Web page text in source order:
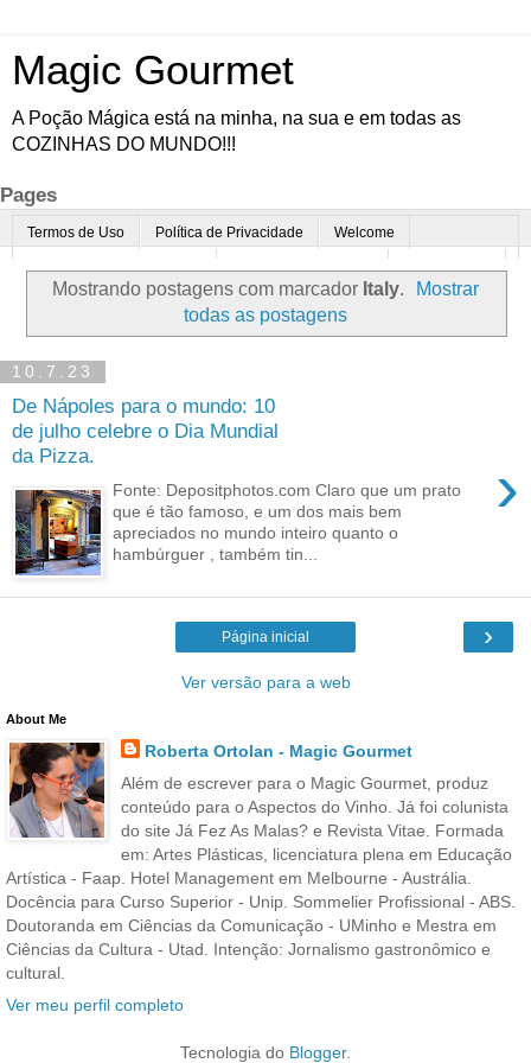
Magic Gourmet
A Poção Mágica está na minha, na sua e em todas as
COZINHAS DO MUNDO!!!
Pages
Termos de Uso Política de Privacidade Welcome
Enoturismo Minha Cozinha Dicas da vovó Mais
Parcerias Contato
Mostrando postagens com marcador Italy.
Mostrar
todas as postagens
10.7.23
De Nápoles para o mundo: 10
de julho celebre o Dia Mundial
da Pizza.
›
Fonte: Depositphotos.com Claro que um prato
que é tão famoso, e um dos mais bem
apreciados no mundo inteiro quanto o
hambúrguer , também tin...
›
Página inicial
Ver versão para a web
About Me
Roberta Ortolan - Magic Gourmet
Além de escrever para o Magic Gourmet, produz
conteúdo para o Aspectos do Vinho. Já foi colunista
do site Já Fez As Malas? e Revista Vitae. Formada
em: Artes Plásticas, licenciatura plena em Educação
Artística - Faap. Hotel Management em Melbourne - Austrália.
Docência para Curso Superior - Unip. Sommelier Profissional - ABS.
Doutoranda em Ciências da Comunicação - UMinho e Mestra em
Ciências da Cultura - Utad. Intenção: Jornalismo gastronômico e
cultural.
Ver meu perfil completo
Tecnologia do Blogger.